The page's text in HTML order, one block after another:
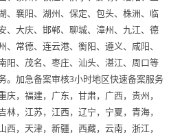
、襄阳、湖州、保定、包头、株洲、临
、大庆、邯郸、聊城、漳州、九江、德
常德、连云港、衡阳、遵义、咸阳、
阳、茂名、枣庄、汕头、湛江、周口等
。加急备案审核3小时地区快速备案服务
庆，福建，广东，甘肃，广西，贵州，
，江苏，江西，辽宁，宁夏，青海，
西，天津，新疆，西藏，云南，浙江，